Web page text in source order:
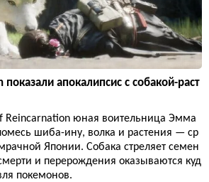
апокалипсис с собакой-раст
Reincarnation юная воительница Эмма
шиба-ину, волка и растения — ср
Японии. Собака стреляет семен
и перерождения оказываются куд
покемонов.